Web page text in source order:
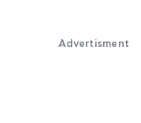
Advertisment